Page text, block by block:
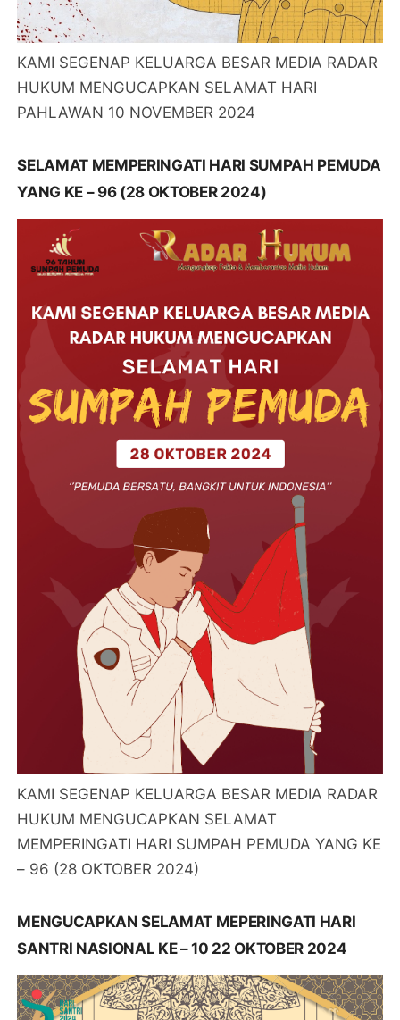
KAMI SEGENAP KELUARGA BESAR MEDIA RADAR
HUKUM MENGUCAPKAN SELAMAT HARI
PAHLAWAN 10 NOVEMBER 2024
SELAMAT MEMPERINGATI HARI SUMPAH PEMUDA
YANG KE – 96 (28 OKTOBER 2024)
KAMI SEGENAP KELUARGA BESAR MEDIA RADAR
HUKUM MENGUCAPKAN SELAMAT
MEMPERINGATI HARI SUMPAH PEMUDA YANG KE
– 96 (28 OKTOBER 2024)
MENGUCAPKAN SELAMAT MEPERINGATI HARI
SANTRI NASIONAL KE – 10 22 OKTOBER 2024